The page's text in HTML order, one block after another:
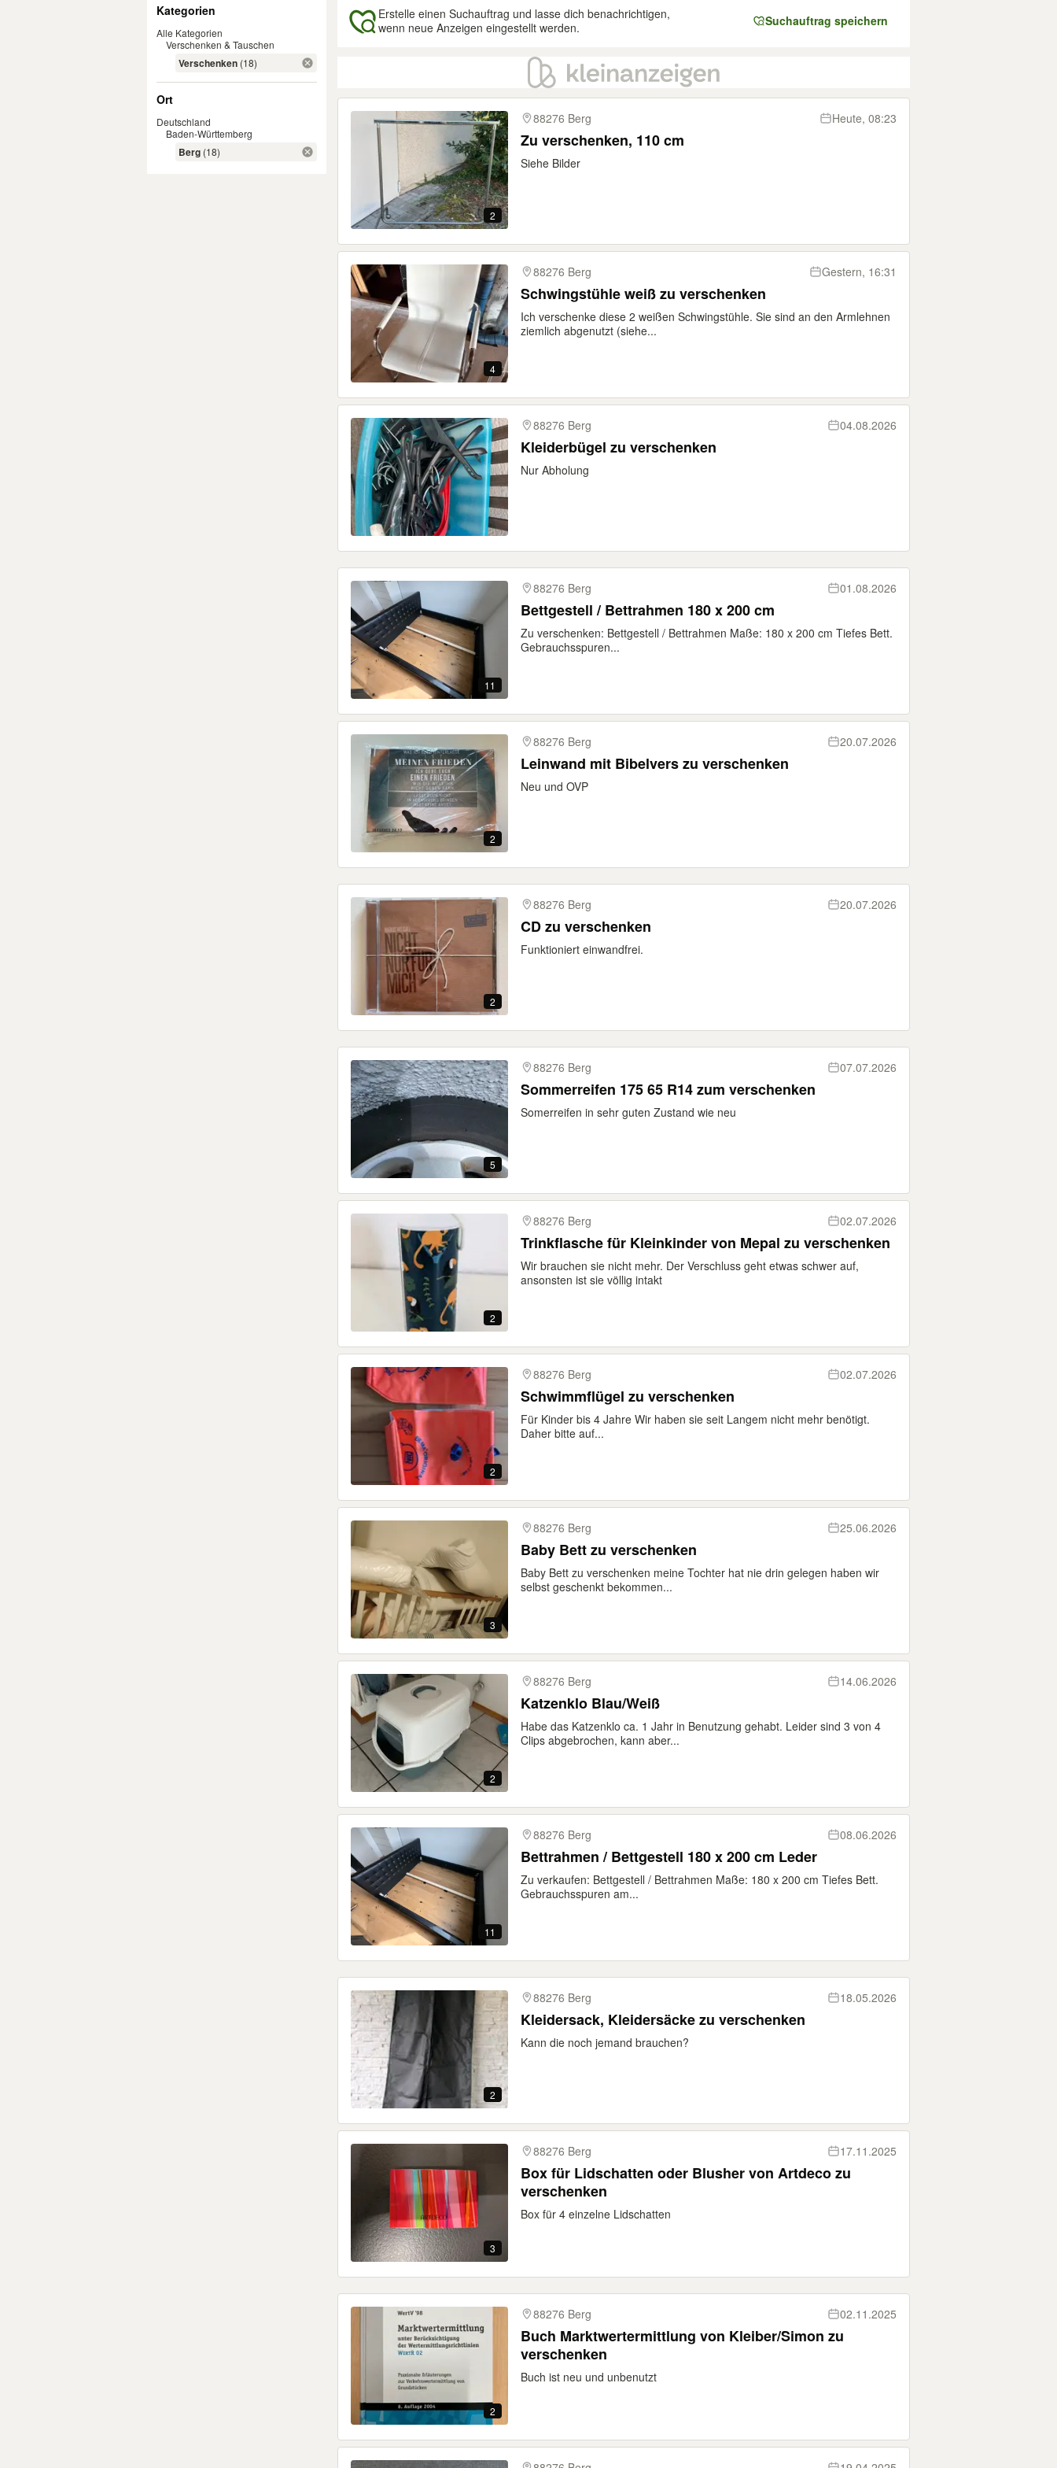
Kategorien
Alle Kategorien
Verschenken & Tauschen
Verschenken (18)
Ort
Deutschland
Baden-Württemberg
Berg (18)
Erstelle einen Suchauftrag und lasse dich benachrichtigen,
wenn neue Anzeigen eingestellt werden.
Suchauftrag speichern
Ergebnisse
2
88276 Berg Heute, 08:23
Zu verschenken, 110 cm
Siehe Bilder
4
88276 Berg Gestern, 16:31
Schwingstühle weiß zu verschenken
Ich verschenke diese 2 weißen Schwingstühle. Sie sind an den Armlehnen
ziemlich abgenutzt (siehe...
88276 Berg 04.08.2026
Kleiderbügel zu verschenken
Nur Abholung
11
88276 Berg 01.08.2026
Bettgestell / Bettrahmen 180 x 200 cm
Zu verschenken: Bettgestell / Bettrahmen Maße: 180 x 200 cm Tiefes Bett.
Gebrauchsspuren...
2
88276 Berg 20.07.2026
Leinwand mit Bibelvers zu verschenken
Neu und OVP
2
88276 Berg 20.07.2026
CD zu verschenken
Funktioniert einwandfrei.
5
88276 Berg 07.07.2026
Sommerreifen 175 65 R14 zum verschenken
Somerreifen in sehr guten Zustand wie neu
2
88276 Berg 02.07.2026
Trinkflasche für Kleinkinder von Mepal zu verschenken
Wir brauchen sie nicht mehr. Der Verschluss geht etwas schwer auf,
ansonsten ist sie völlig intakt
2
88276 Berg 02.07.2026
Schwimmflügel zu verschenken
Für Kinder bis 4 Jahre Wir haben sie seit Langem nicht mehr benötigt.
Daher bitte auf...
3
88276 Berg 25.06.2026
Baby Bett zu verschenken
Baby Bett zu verschenken meine Tochter hat nie drin gelegen haben wir
selbst geschenkt bekommen...
2
88276 Berg 14.06.2026
Katzenklo Blau/Weiß
Habe das Katzenklo ca. 1 Jahr in Benutzung gehabt. Leider sind 3 von 4
Clips abgebrochen, kann aber...
11
88276 Berg 08.06.2026
Bettrahmen / Bettgestell 180 x 200 cm Leder
Zu verkaufen: Bettgestell / Bettrahmen Maße: 180 x 200 cm Tiefes Bett.
Gebrauchsspuren am...
2
88276 Berg 18.05.2026
Kleidersack, Kleidersäcke zu verschenken
Kann die noch jemand brauchen?
3
88276 Berg 17.11.2025
Box für Lidschatten oder Blusher von Artdeco zu
verschenken
Box für 4 einzelne Lidschatten
2
88276 Berg 02.11.2025
Buch Marktwertermittlung von Kleiber/Simon zu
verschenken
Buch ist neu und unbenutzt